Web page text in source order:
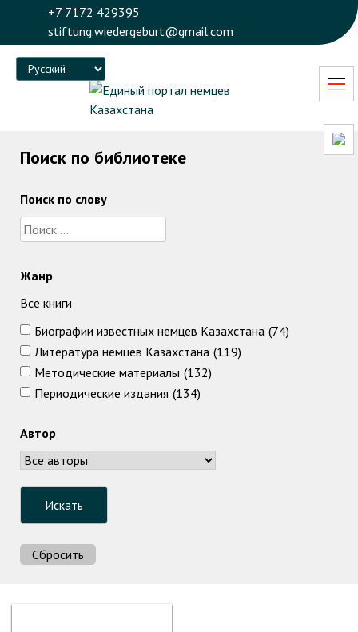
+7 7172 429395
stiftung.wiedergeburt@gmail.com
Language
Поиск по библиотеке
Поиск по слову
Жанр
Все книги
Биографии известных немцев Казахстана (74)
Литература немцев Казахстана (119)
Методические материалы (132)
Периодические издания (134)
Автор